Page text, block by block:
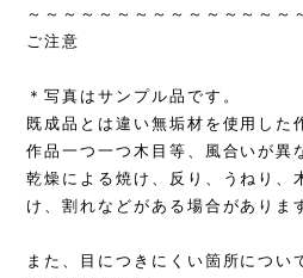
～～～～～～～～～～～～～～～
ご注意
＊写真はサンプル品です。
既成品とは違い無垢材を使用した
作品一つ一つ木目等、風合いが異
乾燥による焼け、反り、うねり、
け、割れなどがある場合がありま
また、目につきにくい箇所につい